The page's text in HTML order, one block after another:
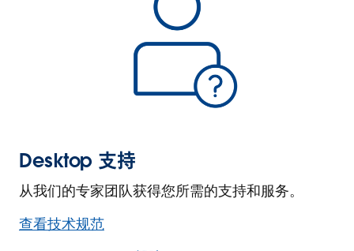
Desktop 支持
从我们的专家团队获得您所需的支持和服务。
查看技术规范